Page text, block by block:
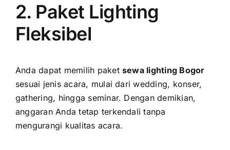
2. Paket Lighting
Fleksibel
Anda dapat memilih paket sewa lighting Bogor
sesuai jenis acara, mulai dari wedding, konser,
gathering, hingga seminar. Dengan demikian,
anggaran Anda tetap terkendali tanpa
mengurangi kualitas acara.